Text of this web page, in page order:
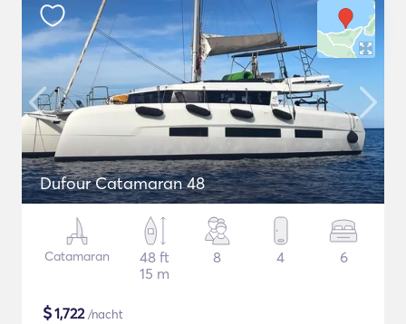
Dufour Catamaran 48
Catamaran
48 ft
15 m
8 4 6
$1,722/nacht